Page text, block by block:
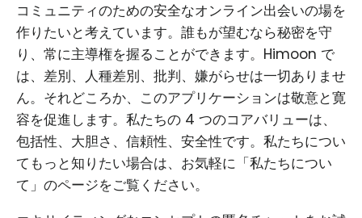
コミュニティのための安全なオンライン出会いの場を
作りたいと考えています。誰もが望むなら秘密を守
り、常に主導権を握ることができます。Himoon で
は、差別、人種差別、批判、嫌がらせは一切ありませ
ん。それどころか、このアプリケーションは敬意と寛
容を促進します。私たちの 4 つのコアバリューは、
包括性、大胆さ、信頼性、安全性です。私たちについ
てもっと知りたい場合は、お気軽に「私たちについ
て」のページをご覧ください。